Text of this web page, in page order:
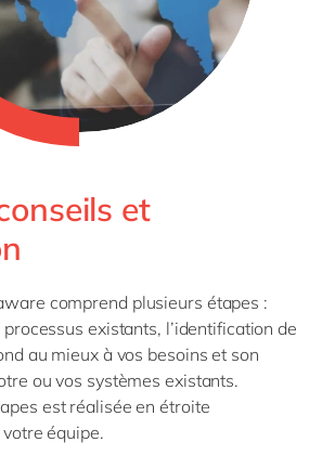
et
comprend plusieurs étapes :
processus existants, l’identification de
au mieux à vos besoins et son
ou vos systèmes existants.
est réalisée en étroite
équipe.